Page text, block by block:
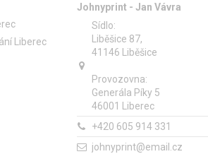
Liberec
Johnyprint - Jan Vávra
Sídlo:
Liběšice 87,
41146 Liběšice
Provozovna:
Generála Píky 5
46001 Liberec
+420 605 914 331
johnyprint@email.cz